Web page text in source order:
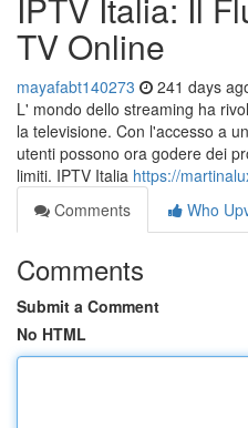
TV Online
mayafabt140273 241 days
L' mondo dello streaming ha
la televisione. Con l'accesso a
utenti possono ora godere dei
limiti. IPTV Italia https://
Comments
Who
Comments
Submit a Comment
No HTML